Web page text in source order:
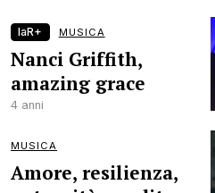
laR+ MUSICA
Nanci Griffith,
amazing grace
4 anni
MUSICA
Amore, resilienza,